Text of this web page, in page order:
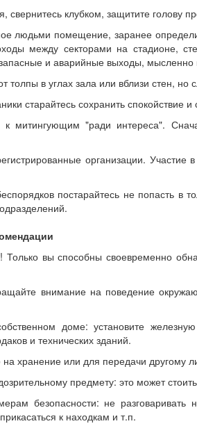
свернитесь клубком, защитите голову
людьми помещение, заранее
между секторами на стадионе,
и аварийные выходы, мысленно
толпы в углах зала или вблизи стен,
старайтесь сохранить спокойствие
митингующим "ради интереса".
организации. Участие
постарайтесь не попасть в
Только вы способны своевременно
внимание на поведение
доме: установите
и технических зданий.
на хранение или для передачи другому
предмету: это может
безопасности: не
к находкам и т.п.